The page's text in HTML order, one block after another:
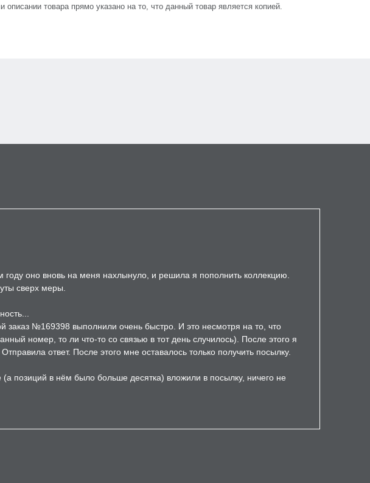
товара прямо указано на то, что данный товар является копией.
оно вновь на меня нахлынуло, и решила я пополнить коллекцию.
сверх меры.
заказ №169398 выполнили очень быстро. И это несмотря на то, что
номер, то ли что-то со связью в тот день случилось). После этого я
ответ. После этого мне оставалось только получить посылку.
позиций в нём было больше десятка) вложили в посылку, ничего не